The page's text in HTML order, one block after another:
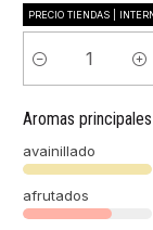
PRECIO TIENDAS |
Cantidad
Aromas principales
avainillado
afrutados